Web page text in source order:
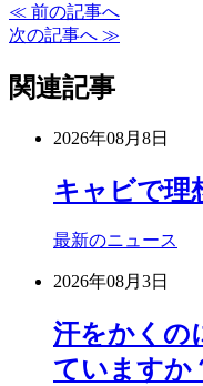
≪ 前の記事へ
次の記事へ ≫
関連記事
2026年08月8日
キャビで理
最新のニュース
2026年08月3日
汗をかくの
ていますか